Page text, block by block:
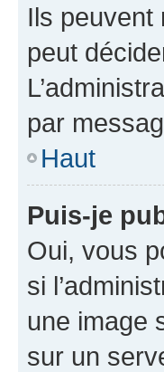
Ils peuvent
peut
par
Haut
Puis-je
Oui, vous
si
une image
sur un